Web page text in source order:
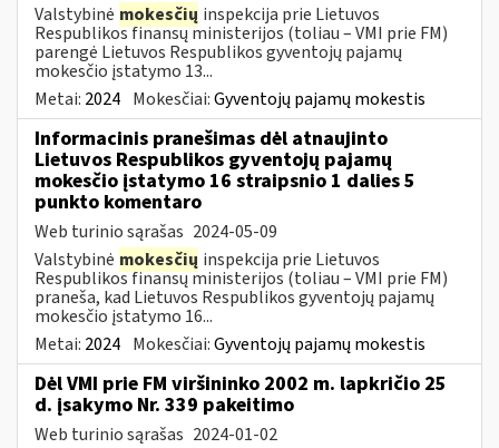
Valstybinė mokesčių inspekcija prie Lietuvos
Respublikos finansų ministerijos (toliau – VMI prie FM)
parengė Lietuvos Respublikos gyventojų pajamų
mokesčio įstatymo 13...
Metai: 2024 Mokesčiai:Gyventojų pajamų mokestis
Informacinis pranešimas dėl atnaujinto
Lietuvos Respublikos gyventojų pajamų
mokesčio įstatymo 16 straipsnio 1 dalies 5
punkto komentaro
Web turinio sąrašas 2024-05-09
Valstybinė mokesčių inspekcija prie Lietuvos
Respublikos finansų ministerijos (toliau – VMI prie FM)
praneša, kad Lietuvos Respublikos gyventojų pajamų
mokesčio įstatymo 16...
Metai: 2024 Mokesčiai:Gyventojų pajamų mokestis
Dėl VMI prie FM viršininko 2002 m. lapkričio 25
d. įsakymo Nr. 339 pakeitimo
Web turinio sąrašas 2024-01-02